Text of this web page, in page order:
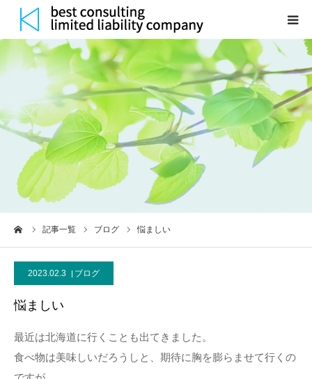
記事一覧 ブログ 悩ましい
2023.02.3 ブログ
悩ましい
最近は北海道に行くことも出てきました。
食べ物は美味しいだろうしと、期待に胸を膨らませて行くの
HOME
サービス
研修メニュー
実績紹介